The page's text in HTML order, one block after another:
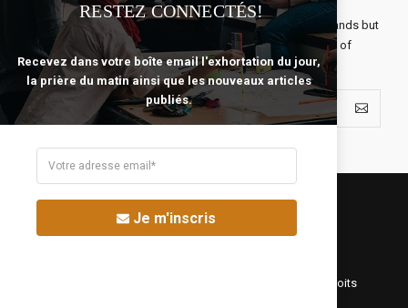
The real voyage of discovery consists not in seeking new lands but
seeing with new eyes. All journeys have secret destinations of
which the traveler is unaware.
©Fréquence Chrétienne Production 2016-2025. Tous droits
RESTEZ CONNECTÉS!
Recevez dans votre boîte email l'exhortation du jour,
la prière du matin ainsi que les nouveaux articles
publiés.
Je m'inscris